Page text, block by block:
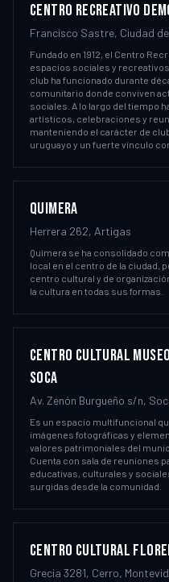
CENTRO RECREATIVO
Francisco Sastre, Ciudad
Fundado en 1912, el Centro
espacios sociales y
club ha funcionado durante
comunitario donde conviven
sociales. A lo largo del tiempo
artísticos, celebraciones y
manteniendo el carácter de
uruguayo y un fuerte vínculo
QUIMERA
Herrera 262, Artigas
Quimera se ha consolidado
local en el centro de la ciudad,
centro cultural y de
la cultura en todas sus formas.
CENTRO CULTURAL
SOCA
Av. Zenón Burgueño s/n,
Es un espacio multifuncional
imágenes fotográficas y
valores patrimoniales del
Cuenta con sala de reuniones
educativas, culturales y
surgidas desde la comunidad.
CENTRO CULTURAL
Grecia 3281, Cerro,